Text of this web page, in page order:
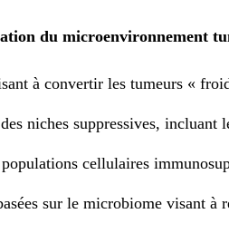
du microenvironnement
à convertir les tumeurs «
niches suppressives, incluant
cellulaires
sur le microbiome visant à